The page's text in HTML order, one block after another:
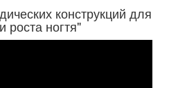
конструкций для
роста ногтя"